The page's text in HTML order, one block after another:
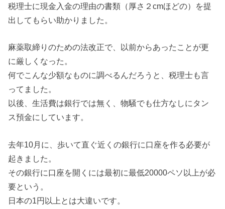
税理士に現金入金の理由の書類（厚さ２cmほどの）を提
出してもらい助かりました。
麻薬取締りのための法改正で、以前からあったことが更
に厳しくなった。
何でこんな少額なものに調べるんだろうと、税理士も言
ってました。
以後、生活費は銀行では無く、物騒でも仕方なしにタン
ス預金にしています。
去年10月に、歩いて直ぐ近くの銀行に口座を作る必要が
起きました。
その銀行に口座を開くには最初に最低20000ペソ以上が必
要という。
日本の1円以上とは大違いです。